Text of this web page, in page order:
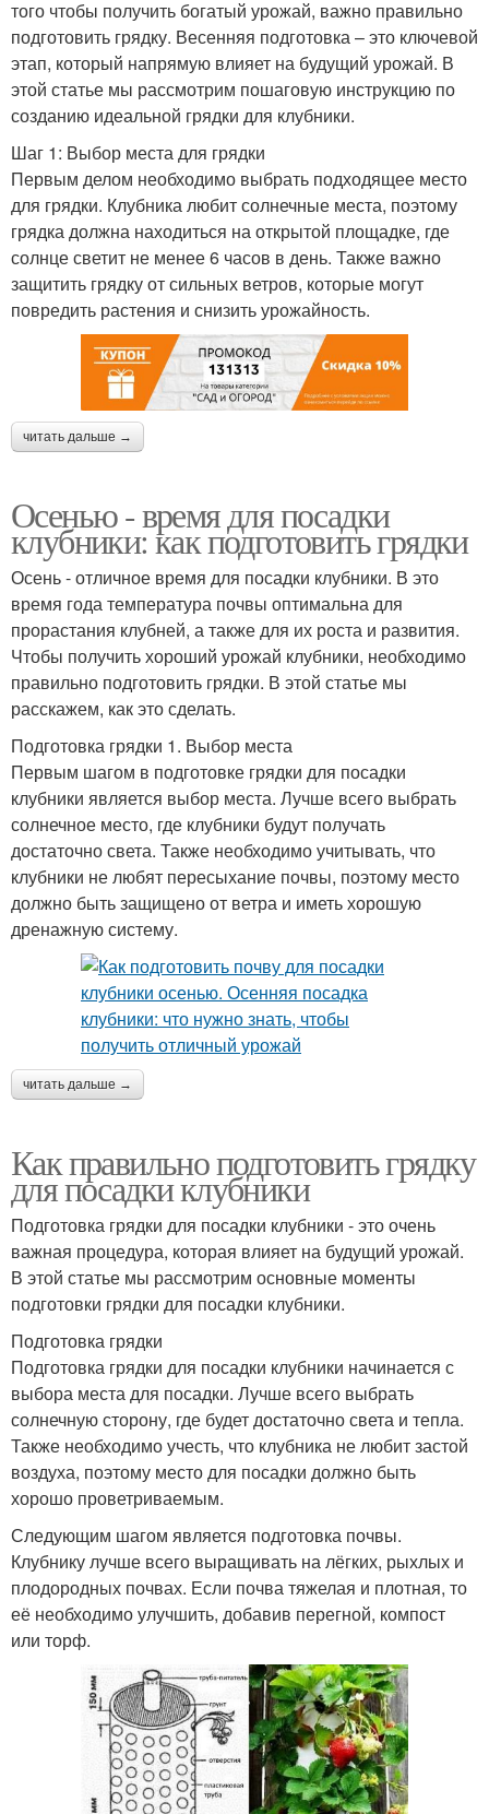
того чтобы получить богатый урожай, важно правильно
подготовить грядку. Весенняя подготовка – это ключевой
этап, который напрямую влияет на будущий урожай. В
этой статье мы рассмотрим пошаговую инструкцию по
созданию идеальной грядки для клубники.
Шаг 1: Выбор места для грядки
Первым делом необходимо выбрать подходящее место
для грядки. Клубника любит солнечные места, поэтому
грядка должна находиться на открытой площадке, где
солнце светит не менее 6 часов в день. Также важно
защитить грядку от сильных ветров, которые могут
повредить растения и снизить урожайность.
читать дальше →
Осенью - время для посадки
клубники: как подготовить грядки
Осень - отличное время для посадки клубники. В это
время года температура почвы оптимальна для
прорастания клубней, а также для их роста и развития.
Чтобы получить хороший урожай клубники, необходимо
правильно подготовить грядки. В этой статье мы
расскажем, как это сделать.
Подготовка грядки 1. Выбор места
Первым шагом в подготовке грядки для посадки
клубники является выбор места. Лучше всего выбрать
солнечное место, где клубники будут получать
достаточно света. Также необходимо учитывать, что
клубники не любят пересыхание почвы, поэтому место
должно быть защищено от ветра и иметь хорошую
дренажную систему.
читать дальше →
Как правильно подготовить грядку
для посадки клубники
Подготовка грядки для посадки клубники - это очень
важная процедура, которая влияет на будущий урожай.
В этой статье мы рассмотрим основные моменты
подготовки грядки для посадки клубники.
Подготовка грядки
Подготовка грядки для посадки клубники начинается с
выбора места для посадки. Лучше всего выбрать
солнечную сторону, где будет достаточно света и тепла.
Также необходимо учесть, что клубника не любит застой
воздуха, поэтому место для посадки должно быть
хорошо проветриваемым.
Следующим шагом является подготовка почвы.
Клубнику лучше всего выращивать на лёгких, рыхлых и
плодородных почвах. Если почва тяжелая и плотная, то
её необходимо улучшить, добавив перегной, компост
или торф.